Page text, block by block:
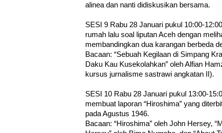
alinea dan nanti didiskusikan bersama.
SESI 9 Rabu 28 Januari pukul 10:00-
rumah lalu soal liputan Aceh dengan
membandingkan dua karangan berbeda
Bacaan: “Sebuah Kegilaan di Simpang
Daku Kau Kusekolahkan” oleh Alfian
kursus jurnalisme sastrawi angkatan II).
SESI 10 Rabu 28 Januari pukul 13:00-
membuat laporan “Hiroshima” yang
pada Agustus 1946.
Bacaan: “Hiroshima” oleh John Hersey,